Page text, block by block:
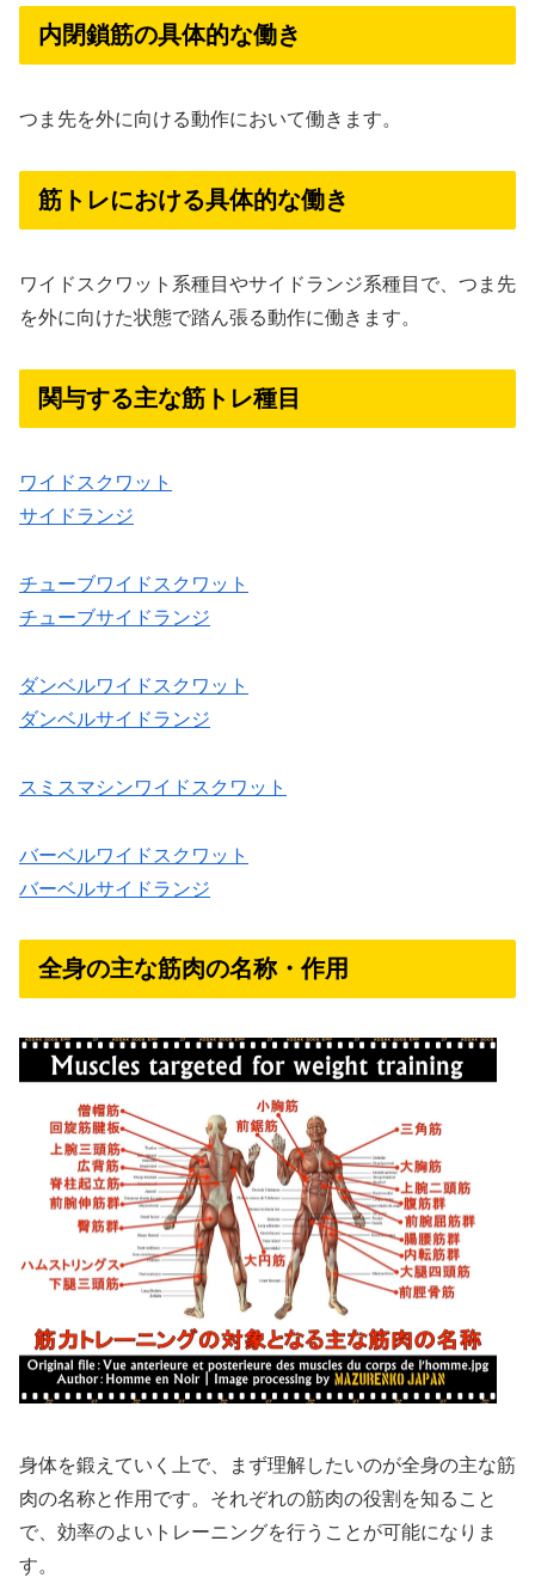
内閉鎖筋の具体的な働き
つま先を外に向ける動作において働きます。
筋トレにおける具体的な働き
ワイドスクワット系種目やサイドランジ系種目で、つま先
を外に向けた状態で踏ん張る動作に働きます。
関与する主な筋トレ種目
ワイドスクワット
サイドランジ
チューブワイドスクワット
チューブサイドランジ
ダンベルワイドスクワット
ダンベルサイドランジ
スミスマシンワイドスクワット
バーベルワイドスクワット
バーベルサイドランジ
全身の主な筋肉の名称・作用
身体を鍛えていく上で、まず理解したいのが全身の主な筋
肉の名称と作用です。それぞれの筋肉の役割を知ること
で、効率のよいトレーニングを行うことが可能になりま
す。